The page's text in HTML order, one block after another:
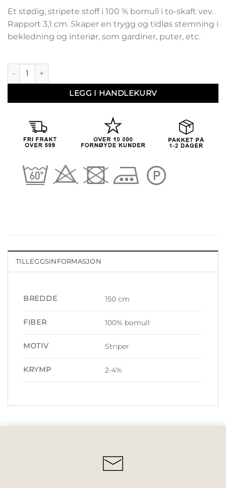
Et stødig, stripete stoff i 100 % bomull i to-skaft vev.
Rapport 3,1 cm. Skaper en trygg og tidløs stemning i
bekledning og interiør, som gardiner, puter, etc.
Nora 08 antall
LEGG I HANDLEKURV
TILLEGGSINFORMASJON
BREDDE 150 cm
FIBER 100% bomull
MOTIV Striper
KRYMP 2-4%